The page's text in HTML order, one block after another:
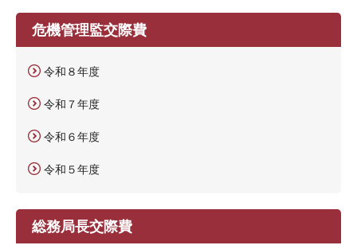
危機管理監交際費
令和８年度
令和７年度
令和６年度
令和５年度
総務局長交際費